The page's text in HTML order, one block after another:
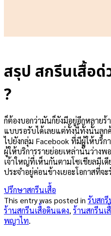
สรุป สกรีนเสื้อด่
?
ก็ต้องบอกว่ามันก็ยังมีอยู่อีกหลายร้
แบบรอรับได้เลยแต่ทั้งนี้ทั้งนั้นลูก
ไปยังกลุ่ม Facebook ที่มีผู้ให้บริก
ผู้ให้บริการรายย่อยเหล่านั้นว่าง
เจ้าใหญ่ที่เห็นกันตามโซเชียลมีเ
ประจำอยู่ค่อนข้างเยอะโอกาสที่จ
ปรึกษาสกรีนเสื้อ
This entry was posted in รับสกรี
ร้านสกรีนเสื้อดินแดง,ร้านสกรีนเ
พญาไท.